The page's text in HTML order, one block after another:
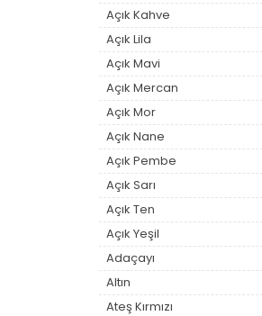
Açık Kahve
Açık Lila
Açık Mavi
Açık Mercan
Açık Mor
Açık Nane
Açık Pembe
Açık Sarı
Açık Ten
Açık Yeşil
Adaçayı
Altın
Ateş Kırmızı